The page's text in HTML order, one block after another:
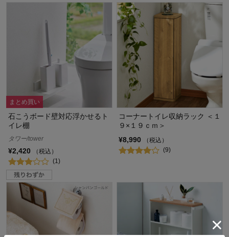
まとめ買い
石こうボード壁対応浮かせるト
イレ棚
タワー/tower
¥2,420
（税込）
(1)
コーナートイレ収納ラック ＜１
９×１９ｃｍ＞
¥8,990
（税込）
(9)